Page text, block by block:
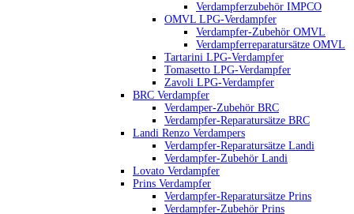
Verdampferzubehör IMPCO
OMVL LPG-Verdampfer
Verdampfer-Zubehör OMVL
Verdampferreparatursätze OMVL
Tartarini LPG-Verdampfer
Tomasetto LPG-Verdampfer
Zavoli LPG-Verdampfer
BRC Verdampfer
Verdamper-Zubehör BRC
Verdampfer-Reparatursätze BRC
Landi Renzo Verdampers
Verdampfer-Reparatursätze Landi
Verdampfer-Zubehör Landi
Lovato Verdampfer
Prins Verdampfer
Verdampfer-Reparatursätze Prins
Verdampfer-Zubehör Prins